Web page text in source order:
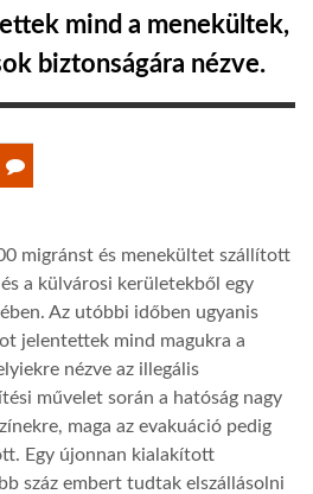
mind a menekültek,
biztonságára nézve.
migránst és menekültet szállított
a külvárosi kerületekből egy
Az utóbbi időben ugyanis
jelentettek mind magukra a
nézve az illegális
művelet során a hatóság nagy
maga az evakuáció pedig
Egy újonnan kialakított
száz embert tudtak elszállásolni